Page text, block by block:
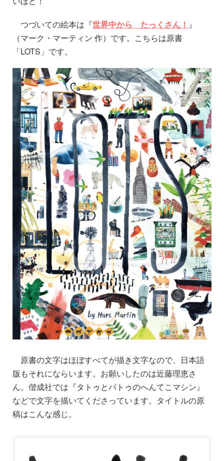
つづいての絵本は『世界中から たっくさん！ 』
（マーク・マーティン 作）です。こちらは原書
「LOTS」です。
原書の文字はほぼすべてが描き文字なので、日本語
版もそれにならいます。お願いしたのは近藤理恵さ
ん。偕成社では『タトゥとパトゥのへんてこマシン』
などで文字を描いてくださっています。タイトルの原
稿はこんな感じ。